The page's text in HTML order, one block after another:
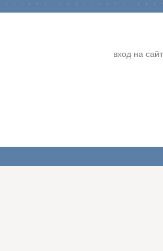
вход на сайт